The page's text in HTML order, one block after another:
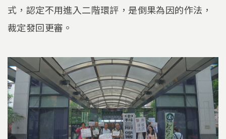
式，認定不用進入二階環評，是倒果為因的作法，
裁定發回更審。